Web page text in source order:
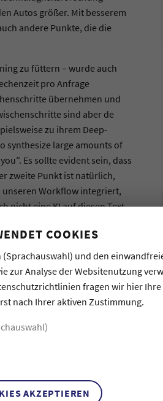
COOKIES
und den
zur Analyse der Websitenutzung
fragen wir hier
nach Ihrer aktiven Zustimmung.
AKZEPTIEREN
Autos größer. Mit besserem
andere Punkte, die die
zu füttern – wurde auch
pro Anfrage
übernehmen und
sind aber de
zu ihrem Deep-
synthesize large amounts of
Es sollte evident sein, dass
zweite Punkt ist natürlich,
unseren Workflow integriert,
nicht eine KI auf diesen Text
einen Vertrag für kleine
Studie von McKinsey &
5 Prozent des europäischen
– Prozesse effizienter
wissenschaftliche
bringt uns aber zu einem
etwas zu sagen haben:
Es kommt darauf an,
Grund, weshalb wir über